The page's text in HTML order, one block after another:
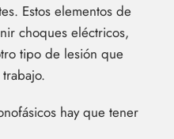
Estos elementos de
choques eléctricos,
tipo de lesión que
hay que tener